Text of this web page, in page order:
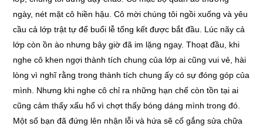
ngày, nét mặt cô hiền hậu. Cô mời chúng tôi ngồi xuống và yêu
cầu cả lớp trật tự để buổi lễ tổng kết được bắt đầu. Lúc nãy cả
lớp còn ồn ào nhưng bây giờ đã im lặng ngay. Thoạt đầu, khi
nghe cô khen ngợi thành tích chung của lớp ai cũng vui vẻ, hài
lòng vì nghĩ rằng trong thành tích chung ấy có sự đóng góp của
mình. Nhưng khi nghe cô chỉ ra những hạn chế còn tồn tại ai
cũng cảm thấy xấu hổ vì chợt thấy bóng dáng mình trong đó.
Một số bạn đã đứng lên nhận lỗi và hứa sẽ cố gắng sửa chữa